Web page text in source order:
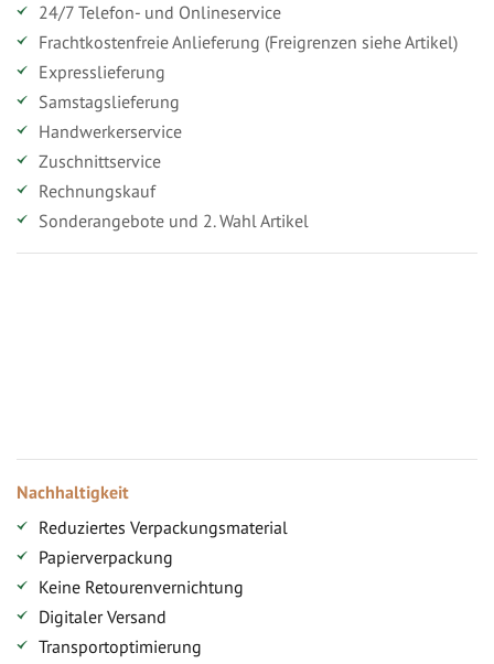
24/7 Telefon- und Onlineservice
Frachtkostenfreie Anlieferung (Freigrenzen siehe Artikel)
Expresslieferung
Samstagslieferung
Handwerkerservice
Zuschnittservice
Rechnungskauf
Sonderangebote und 2. Wahl Artikel
Nachhaltigkeit
Reduziertes Verpackungsmaterial
Papierverpackung
Keine Retourenvernichtung
Digitaler Versand
Transportoptimierung